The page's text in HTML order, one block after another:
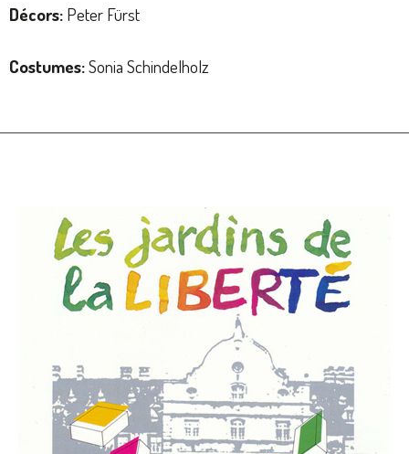
Décors: Peter Fürst
Costumes:Sonia Schindelholz